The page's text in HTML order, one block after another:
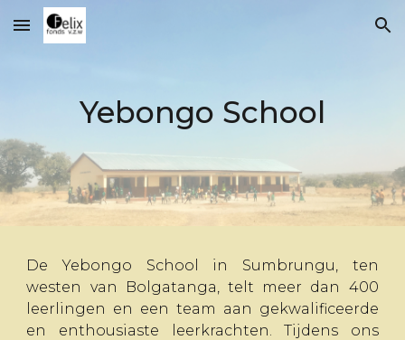
Skip to main content Skip to navigation
Yebongo School
De Yebongo School in Sumbrungu, ten
westen van Bolgatanga, telt meer dan 400
leerlingen en een team aan gekwalificeerde
en enthousiaste leerkrachten. Tijdens ons